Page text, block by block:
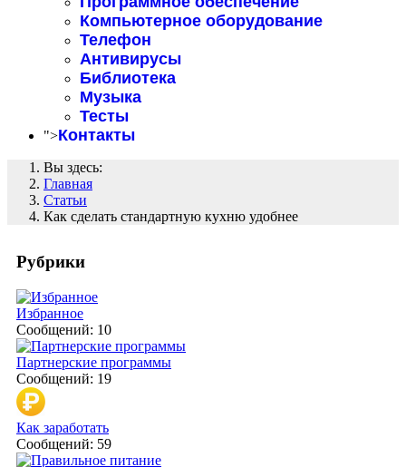
Компьютерное оборудование
Телефон
Антивирусы
Библиотека
Музыка
Тесты
">Контакты
Вы здесь:
Главная
Статьи
Как сделать стандартную кухню удобнее
Рубрики
Избранное
Сообщений: 10
Партнерские программы
Сообщений: 19
Как заработать
Сообщений: 59